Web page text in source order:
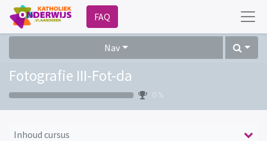
FAQ
Nav
Fotografie III-Fot-da
0 %
Inhoud cursus